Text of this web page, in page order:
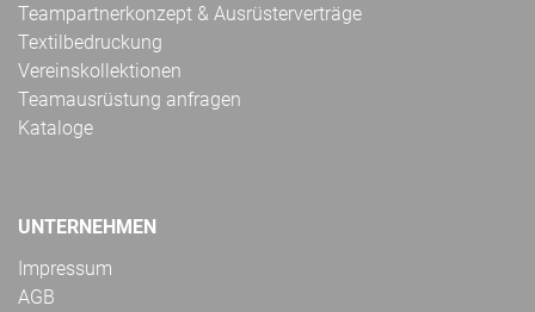
Teampartnerkonzept & Ausrüsterverträge
Textilbedruckung
Vereinskollektionen
Teamausrüstung anfragen
Kataloge
UNTERNEHMEN
Impressum
AGB